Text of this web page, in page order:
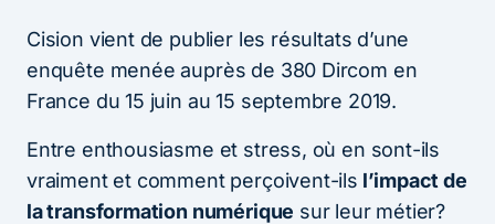
Cision vient de publier les résultats d’une
enquête menée auprès de 380 Dircom en
France du 15 juin au 15 septembre 2019.
Entre enthousiasme et stress, où en sont-ils
vraiment et comment perçoivent-ils l’impact de
la transformation numérique sur leur métier?